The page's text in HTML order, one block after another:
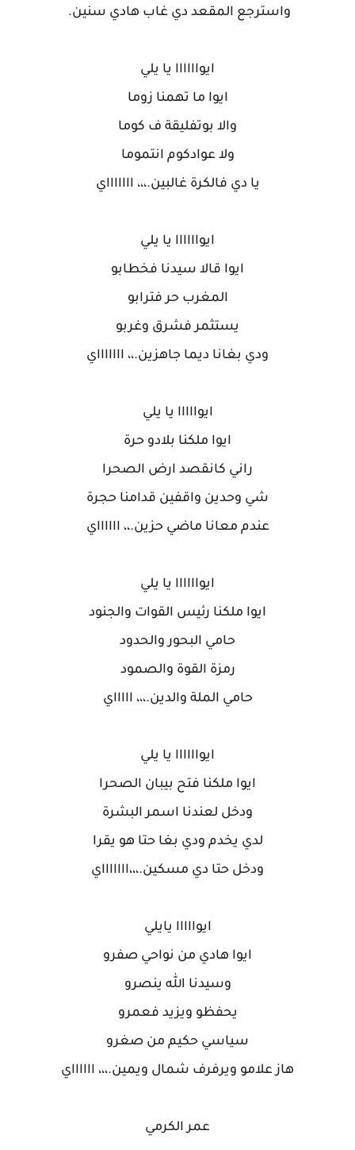
واسترجع المقعد دي غاب هادي سنين.
ايواااااا يا يلي
ايوا ما تهمنا زوما
والا بوتفليقة ف كوما
ولا عوادكوم انتموما
يا دي فالكرة غالبين.،،، اااااااي
ايواااااا يا يلي
ايوا قالا سيدنا فخطابو
المغرب حر فترابو
يستثمر فشرق وغربو
ودي بغانا ديما جاهزين.،، اااااااي
ايوااااا يا يلي
ايوا ملكنا بلادو حرة
راني كانقصد ارض الصحرا
شي وحدين واقفين قدامنا حجرة
عندم معانا ماضي حزين.،، ااااااي
ايواااااا يا يلي
ايوا ملكنا رئيس القوات والجنود
حامي البحور والحدود
رمزة القوة والصمود
حامي الملة والدين.،،، اااااي
ايواااااا يا يلي
ايوا ملكنا فتح بيبان الصحرا
ودخل لعندنا اسمر البشرة
لدي يخدم ودي بغا حتا هو يقرا
ودخل حتا دي مسكين.،،،اااااااي
ايوااااا يايلي
ايوا هادي من نواحي صفرو
وسيدنا الله ينصرو
يحفظو ويزيد فعمرو
سياسي حكيم من صغرو
هاز علامو ويرفرف شمال ويمين.،،، ااااااي
عمر الكرمي